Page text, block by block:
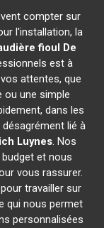
compter sur
l'installation, la
fioul De
est à
attentes, que
ou une simple
dans les
lié à
Luynes. Nos
et nous
vous rassurer.
travailler sur
qui nous permet
personnalisées